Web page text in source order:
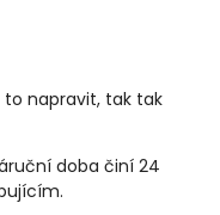
to napravit, tak tak
doba činí 24